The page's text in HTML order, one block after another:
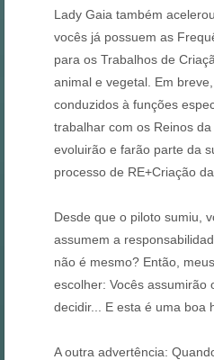
Lady Gaia também
vocês já possuem as
para os Trabalhos de
animal e vegetal. Em
conduzidos à funções
trabalhar com os Reinos
evoluirão e farão parte da
processo de RE+Criação
Desde que o piloto sumiu,
assumem a
não é mesmo? Então,
escolher: Vocês assumirão
decidir... E esta é uma boa
A outra advertência: